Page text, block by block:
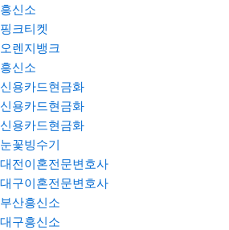
흥신소
핑크티켓
오렌지뱅크
흥신소
신용카드현금화
신용카드현금화
신용카드현금화
눈꽃빙수기
대전이혼전문변호사
대구이혼전문변호사
부산흥신소
대구흥신소